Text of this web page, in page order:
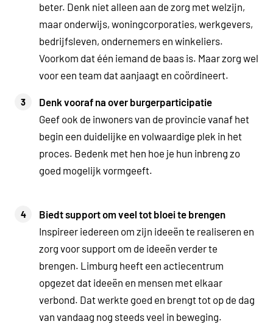
beter. Denk niet alleen aan de zorg met welzijn,
maar onderwijs, woningcorporaties, werkgevers,
bedrijfsleven, ondernemers en winkeliers.
Voorkom dat één iemand de baas is. Maar zorg wel
voor een team dat aanjaagt en coördineert.
Denk vooraf na over burgerparticipatie
Geef ook de inwoners van de provincie vanaf het
begin een duidelijke en volwaardige plek in het
proces. Bedenk met hen hoe je hun inbreng zo
goed mogelijk vormgeeft.
Biedt support om veel tot bloei te brengen
Inspireer iedereen om zijn ideeën te realiseren en
zorg voor support om de ideeën verder te
brengen. Limburg heeft een actiecentrum
opgezet dat ideeën en mensen met elkaar
verbond. Dat werkte goed en brengt tot op de dag
van vandaag nog steeds veel in beweging.